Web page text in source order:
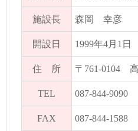
施設長 森岡 幸彦
開設日 1999年4月1日
住 所 〒761-0104
TEL 087-844-9090
FAX 087-844-1588